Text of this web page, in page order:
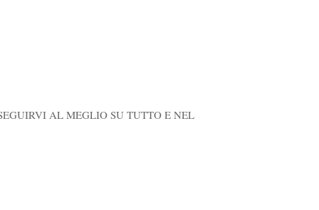
AL MEGLIO SU TUTTO E NEL